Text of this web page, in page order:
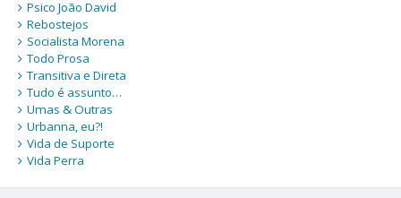
Psico João David
Rebostejos
Socialista Morena
Todo Prosa
Transitiva e Direta
Tudo é assunto…
Umas & Outras
Urbanna, eu?!
Vida de Suporte
Vida Perra